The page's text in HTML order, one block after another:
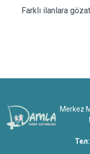
Farklı ilanlara
Merkez
Тел: